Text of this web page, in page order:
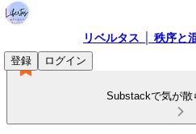
リベルタス │ 秩序と
登録
ログイン
Substackで気が散